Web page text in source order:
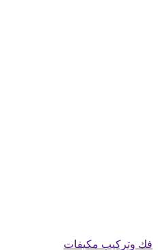
فك وتركيب مكيفات